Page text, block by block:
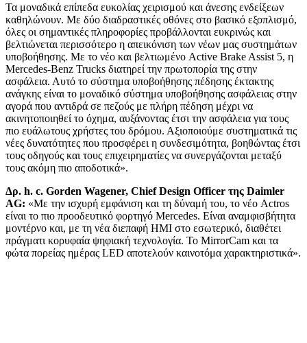
Τα μοναδικά επίπεδα ευκολίας χειρισμού και άνεσης ενδείξεων
καθηλώνουν. Με δύο διαδραστικές οθόνες στο βασικό εξοπλισμό,
όλες οι σημαντικές πληροφορίες προβάλλονται ευκρινώς και
βελτιώνεται περισσότερο η απεικόνιση των νέων μας συστημάτων
υποβοήθησης. Με το νέο και βελτιωμένο Active Brake Assist 5, η
Mercedes-Benz Trucks διατηρεί την πρωτοπορία της στην
ασφάλεια. Αυτό το σύστημα υποβοήθησης πέδησης έκτακτης
ανάγκης είναι το μοναδικό σύστημα υποβοήθησης ασφάλειας στην
αγορά που αντιδρά σε πεζούς με πλήρη πέδηση μέχρι να
ακινητοποιηθεί το όχημα, αυξάνοντας έτσι την ασφάλεια για τους
πιο ευάλωτους χρήστες του δρόμου. Αξιοποιούμε συστηματικά τις
νέες δυνατότητες που προσφέρει η συνδεσιμότητα, βοηθώντας έτσι
τους οδηγούς και τους επιχειρηματίες να συνεργάζονται μεταξύ
τους ακόμη πιο αποδοτικά».
Δρ. h. c. Gorden Wagener, ChiefDesign Officer της Daimler
AG: «Με την ισχυρή εμφάνιση και τη δύναμή του, το νέο Actros
είναι το πιο προοδευτικό φορτηγό Mercedes. Είναι αναμφισβήτητα
μοντέρνο και, με τη νέα διεπαφή HMI στο εσωτερικό, διαθέτει
πράγματι κορυφαία ψηφιακή τεχνολογία. Το MirrorCam και τα
φώτα πορείας ημέρας LED αποτελούν καινοτόμα χαρακτηριστικά».